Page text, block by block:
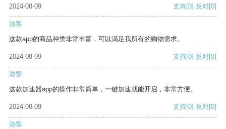
2024-08-09 支持[0] 反对[0]
游客
这款app的商品种类非常丰富，可以满足我所有的购物需求。
2024-08-09 支持[0] 反对[0]
游客
这款加速器app的操作非常简单，一键加速就能开启，非常方便。
2024-08-09 支持[0] 反对[0]
游客